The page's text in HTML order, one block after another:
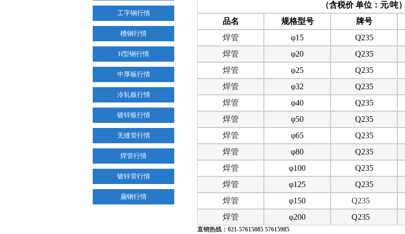
工字钢行情
槽钢行情
H型钢行情
中厚板行情
冷轧板行情
镀锌板行情
无缝管行情
焊管行情
镀锌管行情
扁钢行情
（含税价 单位：元/吨）
品名
规格型号 牌号
焊管
φ15 Q235
焊管 φ20 Q235
焊管
φ25 Q235
焊管
φ32 Q235
焊管
φ40 Q235
焊管
φ50 Q235
焊管
φ65 Q235
焊管
φ80 Q235
焊管
φ100 Q235
焊管
φ125 Q235
焊管
φ150 Q235
焊管
φ200 Q235
直销热线：021-57615885 57615985